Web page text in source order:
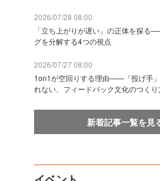
2026/07/28 08:00
「立ち上がりが遅い」の正体を探る
グを分解する4つの視点
2026/07/27 08:00
1on1が空回りする理由——「投げ手
れない、フィードバック文化のつくり
新着記事一覧を見